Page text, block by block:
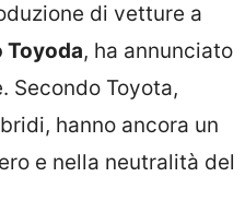
di vetture a
Toyoda, ha annunciato
Secondo Toyota,
hanno ancora un
e nella neutralità del